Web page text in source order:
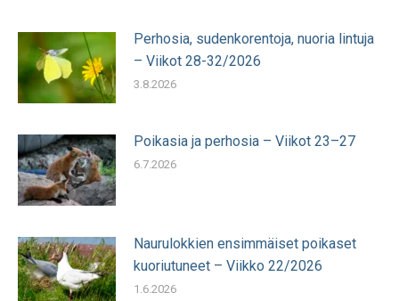
Perhosia, sudenkorentoja, nuoria lintuja
– Viikot 28-32/2026
3.8.2026
Poikasia ja perhosia – Viikot 23–27
6.7.2026
Naurulokkien ensimmäiset poikaset
kuoriutuneet – Viikko 22/2026
1.6.2026